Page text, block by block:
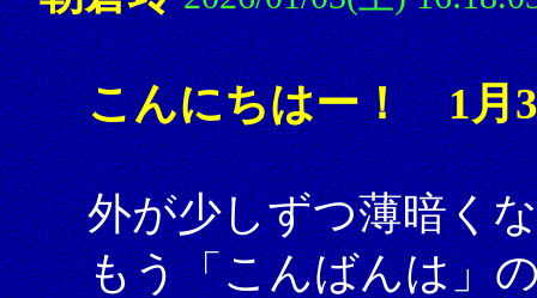
こんにちはー！ 1月
外が少しずつ薄暗く
もう「こんばんは」